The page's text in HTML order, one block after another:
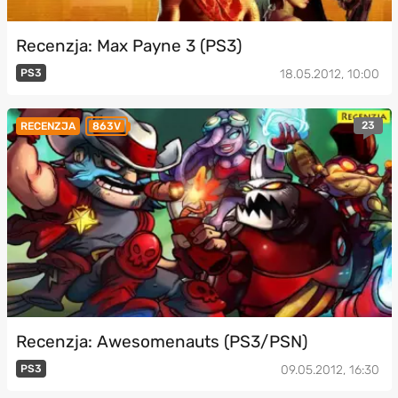
Recenzja: Max Payne 3 (PS3)
PS3 18.05.2012, 10:00
RECENZJA 863V 23
Recenzja: Awesomenauts (PS3/PSN)
PS3 09.05.2012, 16:30